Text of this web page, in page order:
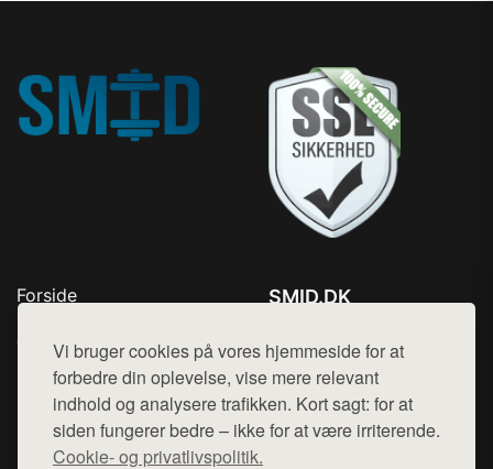
Vi bruger cookies på vores hjemmeside for at
forbedre din oplevelse, vise mere relevant
indhold og analysere trafikken. Kort sagt: for at
siden fungerer bedre – ikke for at være irriterende.
Cookie- og privatlivspolitik.
Forside
Top Rabatter
Kontakt
SMID.DK
Mail: hej@want.dk
Cookie- og privatlivspolitik